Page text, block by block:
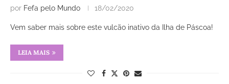
por Fefa pelo Mundo 18/02/2020
Vem saber mais sobre este vulcão inativo da Ilha de Páscoa!
LEIA MAIS